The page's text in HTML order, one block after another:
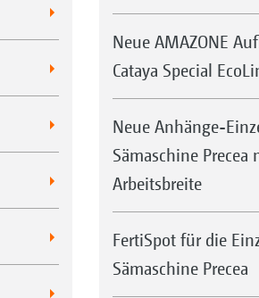
Neue AMAZONE
Cataya Special
Neue Anhänge-
Sämaschine Precea
Arbeitsbreite
FertiSpot für die
Sämaschine Precea